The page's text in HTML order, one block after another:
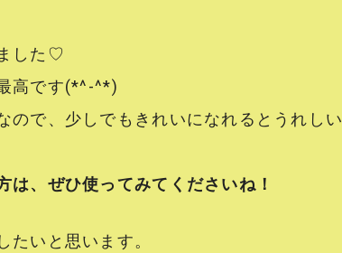
した♡
高です(*^-^*)
ので、少しでもきれいになれるとうれしい
、ぜひ使ってみてくださいね！
たいと思います。